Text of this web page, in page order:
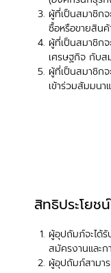
ผู้ที่เป็นสมาชิก
ซื้อหรือขายสิน
ผู้ที่เป็นสมาชิก
เศรษฐกิจ กับส
ผู้ที่เป็นสมาชิก
เข้าร่วมสัมมนา
สิทธิประโยช
ผู้อุปถัมภ์จะได้
สมัครงานและก
ผู้อุปถัมภ์สามา